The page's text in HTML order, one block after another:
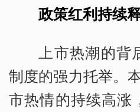
政策红利持续
上市热潮的背
制度的强力托举。
市热情的持续高涨